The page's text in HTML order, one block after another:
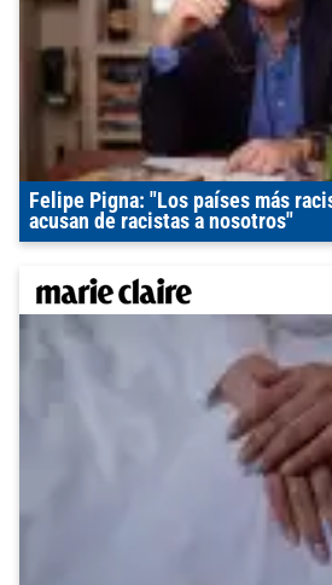
Felipe Pigna: "Los países más
acusan de racistas a nosotros"